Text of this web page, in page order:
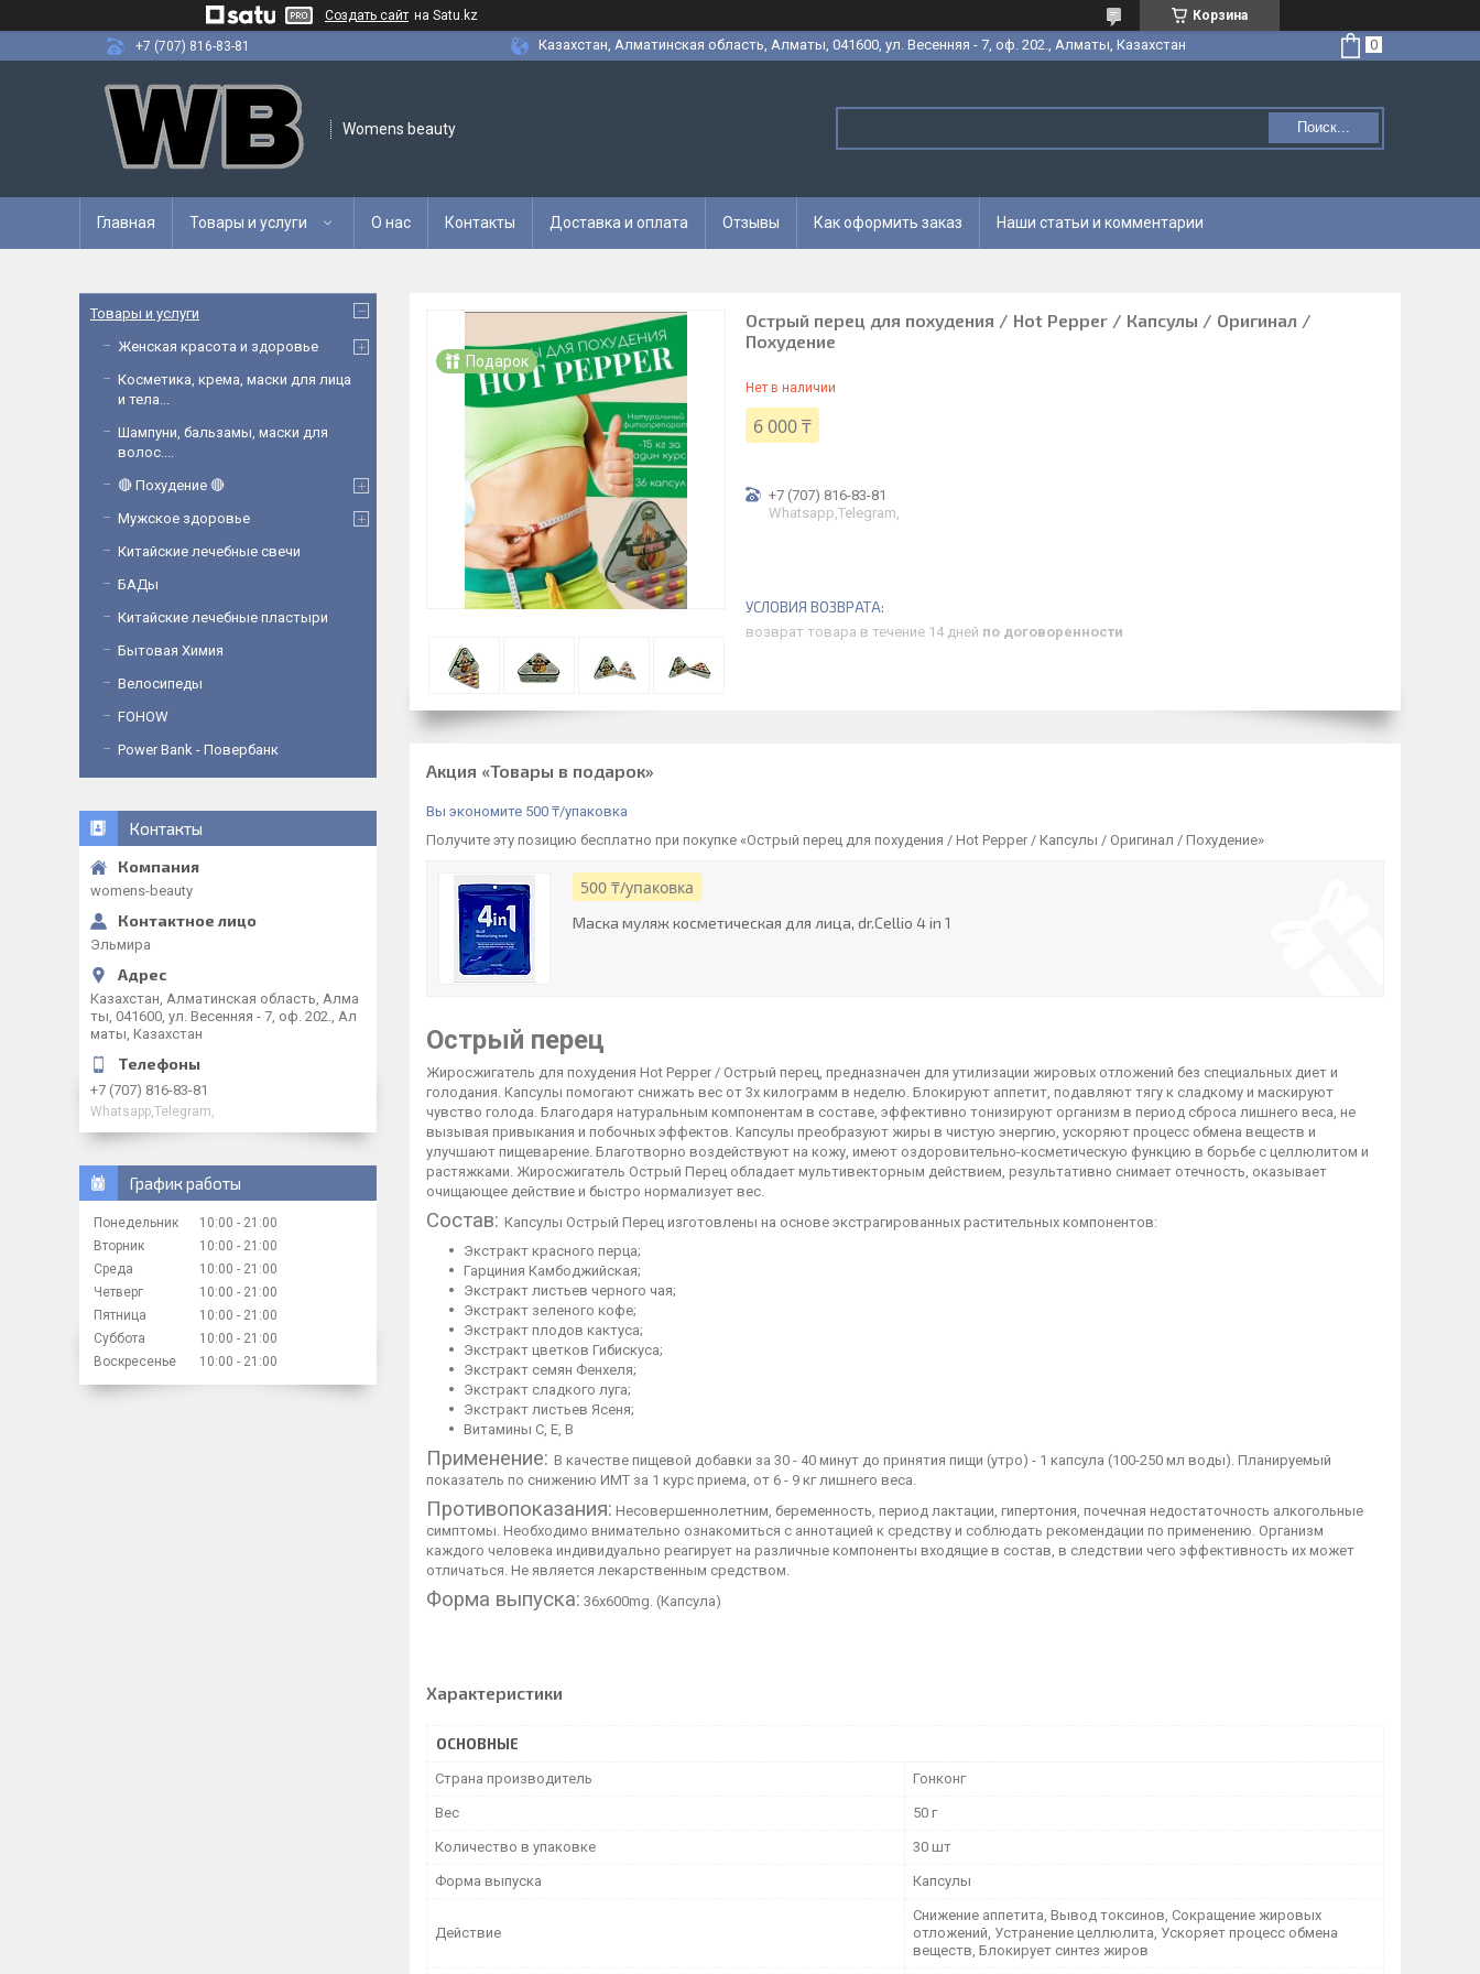
Создать сайт на Satu.kz
Корзина
+7 (707) 816-83-81
Казахстан, Алматинская область, Алматы, 041600, ул. Весенняя - 7, оф. 202., Алматы, Казахстан
Womens beauty Поиск...
Главная Товары и услуги О нас Контакты Доставка и оплата Отзывы Как оформить заказ Наши статьи и комментарии
Подарок
Острый перец для похудения / Hot Pepper / Капсулы / Оригинал /
Похудение
Нет в наличии
6 000 ₸
+7 (707) 816-83-81
Whatsapp,Telegram,
возврат товара в течение 14 дней по договоренности
Акция «Товары в подарок»
Вы экономите 500 ₸/упаковка
Получите эту позицию бесплатно при покупке «Острый перец для похудения / Hot Pepper / Капсулы / Оригинал / Похудение»
500 ₸/упаковка
Маска муляж косметическая для лица, dr.Cellio 4 in 1
Острый перец
Жиросжигатель для похудения Hot Pepper / Острый перец, предназначен для утилизации жировых отложений без специальных диет и
голодания. Капсулы помогают снижать вес от 3х килограмм в неделю. Блокируют аппетит, подавляют тягу к сладкому и маскируют
чувство голода. Благодаря натуральным компонентам в составе, эффективно тонизируют организм в период сброса лишнего веса, не
вызывая привыкания и побочных эффектов. Капсулы преобразуют жиры в чистую энергию, ускоряют процесс обмена веществ и
улучшают пищеварение. Благотворно воздействуют на кожу, имеют оздоровительно-косметическую функцию в борьбе с целлюлитом и
растяжками. Жиросжигатель Острый Перец обладает мультивекторным действием, результативно снимает отечность, оказывает
очищающее действие и быстро нормализует вес.
Состав: Капсулы Острый Перец изготовлены на основе экстрагированных растительных компонентов:
Экстракт красного перца;
Гарциния Камбоджийская;
Экстракт листьев черного чая;
Экстракт зеленого кофе;
Экстракт плодов кактуса;
Экстракт цветков Гибискуса;
Экстракт семян Фенхеля;
Экстракт сладкого луга;
Экстракт листьев Ясеня;
Витамины C, E, B
Применение: В качестве пищевой добавки за 30 - 40 минут до принятия пищи (утро) - 1 капсула (100-250 мл воды). Планируемый
показатель по снижению ИМТ за 1 курс приема, от 6 - 9 кг лишнего веса.
Противопоказания: Несовершеннолетним, беременность, период лактации, гипертония, почечная недостаточность алкогольные
симптомы. Необходимо внимательно ознакомиться с аннотацией к средству и соблюдать рекомендации по применению. Организм
каждого человека индивидуально реагирует на различные компоненты входящие в состав, в следствии чего эффективность их может
отличаться. Не является лекарственным средством.
Форма выпуска: 36х600mg. (Капсула)
Характеристики
ОСНОВНЫЕ
Страна производитель Гонконг
Вес 50 г
Количество в упаковке 30 шт
Форма выпуска Капсулы
Действие
Снижение аппетита, Вывод токсинов, Сокращение жировых
отложений, Устранение целлюлита, Ускоряет процесс обмена
веществ, Блокирует синтез жиров
Товары и услуги
Женская красота и здоровье
Косметика, крема, маски для лица
и тела...
Шампуни, бальзамы, маски для
волос....
🔴 Похудение 🔴
Мужское здоровье
Китайские лечебные свечи
БАДы
Китайские лечебные пластыри
Бытовая Химия
Велосипеды
FOHOW
Power Bank - Повербанк
Контакты
womens-beauty
Эльмира
Казахстан, Алматинская область, Алма
ты, 041600, ул. Весенняя - 7, оф. 202., Ал
маты, Казахстан
+7 (707) 816-83-81
Whatsapp,Telegram,
График работы
Понедельник 10:00
21:00
Вторник
10:00
21:00
Среда
10:00
21:00
Четверг
10:00
21:00
Пятница
10:00
21:00
Суббота
10:00
21:00
Воскресенье
10:00 21:00